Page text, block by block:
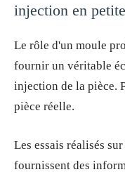
injection en
Le rôle d'un moule
fournir un véritable
injection de la pièce.
pièce réelle.
Les essais réalisés
fournissent des